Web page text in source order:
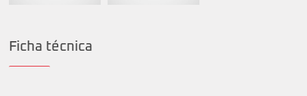
Ficha técnica